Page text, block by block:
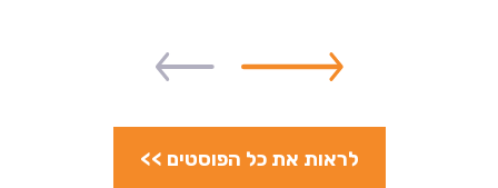
לראות את כל הפוסטים >>